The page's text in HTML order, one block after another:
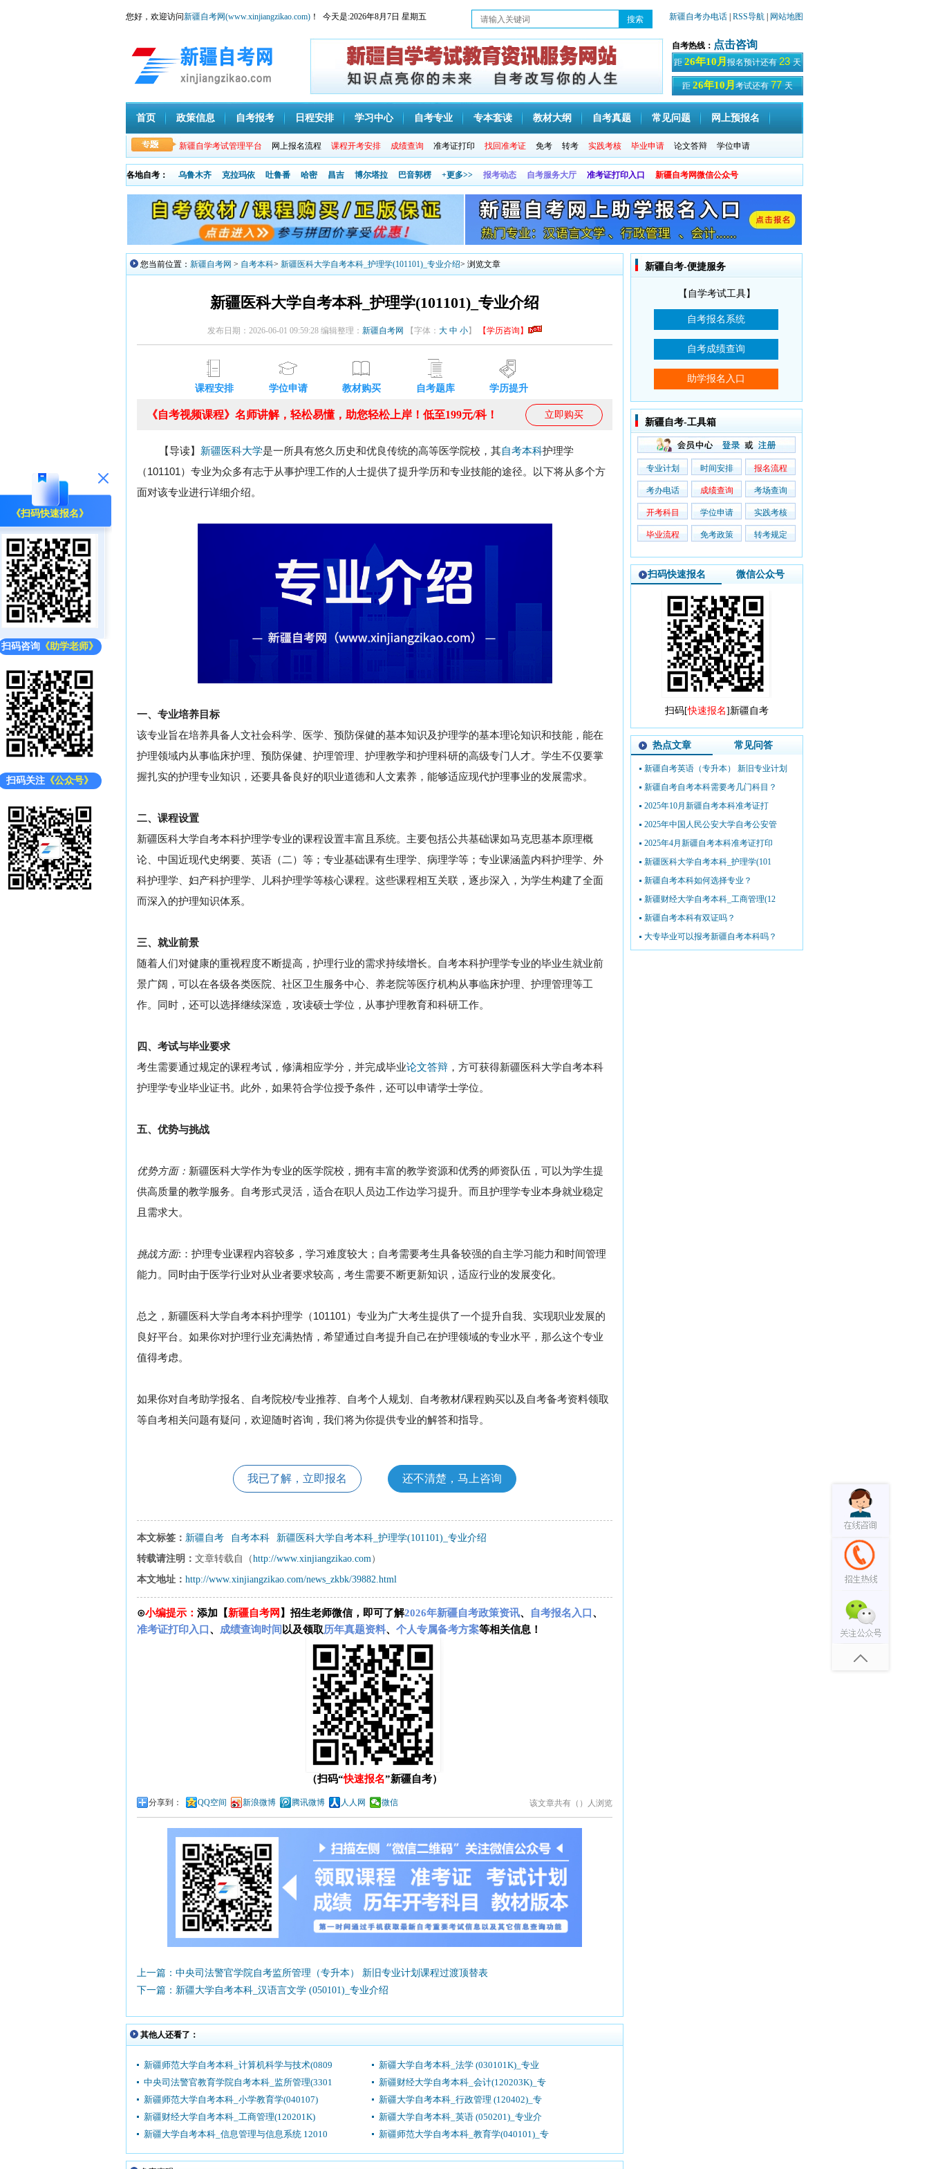
《扫码快速报名》
扫码咨询 《助学老师》
扫码关注 《公众号》
您好，欢迎访问新疆自考网(www.xinjiangzikao.com) ！ 今天是:2026年8月7日 星期五 新疆自考办电话 RSS导航 网站地图
自考热线： 点击咨询
距 26年10月 报名预计还有 23 天
距 26年10月 考试还有 77 天
首页 政策信息 自考报考 日程安排 学习中心 自考专业 专本套读 教材大纲 自考真题 常见问题 网上预报名
新疆自学考试管理平台 网上报名流程 课程开考安排 成绩查询 准考证打印 找回准考证 免考 转考 实践考核 毕业申请 论文答辩 学位申请
各地自考： 乌鲁木齐 克拉玛依 吐鲁番 哈密 昌吉 博尔塔拉 巴音郭楞 +更多>> 报考动态 自考服务大厅 准考证打印入口 新疆自考网微信公众号
您当前位置： 新疆自考网 > 自考本科> 新疆医科大学自考本科_护理学(101101)_专业介绍> 浏览文章
新疆医科大学自考本科_护理学(101101)_专业介绍
发布日期：2026-06-01 09:59:28 编辑整理： 新疆自考网 【字体： 大 中 小】 【学历咨询】
课程安排 学位申请 教材购买 自考题库 学历提升
立即购买
《自考视频课程》名师讲解，轻松易懂，助您轻松上岸！低至199元/科！
【导读】 新疆医科大学是一所具有悠久历史和优良传统的高等医学院校，其自考本科护理学
（101101）专业为众多有志于从事护理工作的人士提供了提升学历和专业技能的途径。以下将从多个方
面对该专业进行详细介绍。
一、专业培养目标
该专业旨在培养具备人文社会科学、医学、预防保健的基本知识及护理学的基本理论知识和技能，能在
护理领域内从事临床护理、预防保健、护理管理、护理教学和护理科研的高级专门人才。学生不仅要掌
握扎实的护理专业知识，还要具备良好的职业道德和人文素养，能够适应现代护理事业的发展需求。
二、课程设置
新疆医科大学自考本科护理学专业的课程设置丰富且系统。主要包括公共基础课如马克思基本原理概
论、中国近现代史纲要、英语（二）等；专业基础课有生理学、病理学等；专业课涵盖内科护理学、外
科护理学、妇产科护理学、儿科护理学等核心课程。这些课程相互关联，逐步深入，为学生构建了全面
而深入的护理知识体系。
三、就业前景
随着人们对健康的重视程度不断提高，护理行业的需求持续增长。自考本科护理学专业的毕业生就业前
景广阔，可以在各级各类医院、社区卫生服务中心、养老院等医疗机构从事临床护理、护理管理等工
作。同时，还可以选择继续深造，攻读硕士学位，从事护理教育和科研工作。
四、考试与毕业要求
考生需要通过规定的课程考试，修满相应学分，并完成毕业论文答辩 ，方可获得新疆医科大学自考本科
护理学专业毕业证书。此外，如果符合学位授予条件，还可以申请学士学位。
五、优势与挑战
优势方面： 新疆医科大学作为专业的医学院校，拥有丰富的教学资源和优秀的师资队伍，可以为学生提
供高质量的教学服务。自考形式灵活，适合在职人员边工作边学习提升。而且护理学专业本身就业稳定
且需求大。
挑战方面:：护理专业课程内容较多，学习难度较大；自考需要考生具备较强的自主学习能力和时间管理
能力。同时由于医学行业对从业者要求较高，考生需要不断更新知识，适应行业的发展变化。
总之，新疆医科大学自考本科护理学（101101）专业为广大考生提供了一个提升自我、实现职业发展的
良好平台。如果你对护理行业充满热情，希望通过自考提升自己在护理领域的专业水平，那么这个专业
值得考虑。
如果你对自考助学报名、自考院校/专业推荐、自考个人规划、自考教材/课程购买以及自考备考资料领取
等自考相关问题有疑问，欢迎随时咨询，我们将为你提供专业的解答和指导。
我已了解，立即报名 还不清楚，马上咨询
本文标签： 新疆自考 自考本科
新疆医科大学自考本科_护理学(101101)_专业介绍
转载请注明： 文章转载自（http://www.xinjiangzikao.com）
本文地址： http://www.xinjiangzikao.com/news_zkbk/39882.html
⊙小编提示： 添加【新疆自考网 】招生老师微信，即可了解2026年新疆自考政策资讯、 自考报名入口 、
准考证打印入口 、 成绩查询时间以及领取历年真题资料、 个人专属备考方案等相关信息！
（扫码“快速报名”新疆自考）
分享到： QQ空间 新浪微博 腾讯微博 人人网 微信 该文章共有（ ）人浏览
上一篇：中央司法警官学院自考监所管理（专升本） 新旧专业计划课程过渡顶替表
下一篇：新疆大学自考本科_汉语言文学 (050101)_专业介绍
其他人还看了：
新疆师范大学自考本科_计算机科学与技术(0809
新疆大学自考本科_法学 (030101K)_专业
中央司法警官教育学院自考本科_监所管理(3301
新疆财经大学自考本科_会计(120203K)_专
新疆师范大学自考本科_小学教育学(040107)
新疆大学自考本科_行政管理 (120402)_专
新疆财经大学自考本科_工商管理(120201K)
新疆大学自考本科_英语 (050201)_专业介
新疆大学自考本科_信息管理与信息系统 12010
新疆师范大学自考本科_教育学(040101)_专
新疆自考-便捷服务
【自学考试工具】
新疆自考-工具箱
专业计划 时间安排 报名流程
考办电话 成绩查询 考场查询
开考科目 学位申请 实践考核
毕业流程 免考政策 转考规定
扫码快速报名 微信公众号
扫码[快速报名]新疆自考
热点文章 常见问答
新疆自考英语（专升本） 新旧专业计划
新疆自考自考本科需要考几门科目？
2025年10月新疆自考本科准考证打
2025年中国人民公安大学自考公安管
2025年4月新疆自考本科准考证打印
新疆医科大学自考本科_护理学(101
新疆自考本科如何选择专业？
新疆财经大学自考本科_工商管理(12
新疆自考本科有双证吗？
大专毕业可以报考新疆自考本科吗？